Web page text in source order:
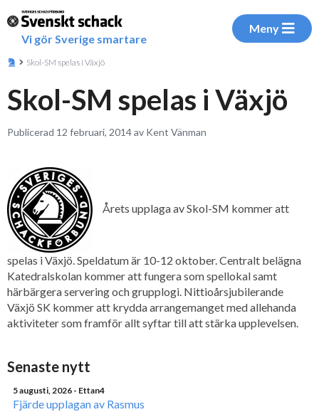
Vi gör Sverige smartare
Meny
Skol-SM spelas i Växjö
Skol-SM spelas i Växjö
Publicerad 12 februari, 2014 av Kent Vänman
Årets upplaga av Skol-SM kommer att
spelas i Växjö. Speldatum är 10-12 oktober. Centralt belägna
Katedralskolan kommer att fungera som spellokal samt
härbärgera servering och grupplogi. Nittioårsjubilerande
Växjö SK kommer att krydda arrangemanget med allehanda
aktiviteter som framför allt syftar till att stärka upplevelsen.
Senaste nytt
5 augusti, 2026 - Ettan4
Fjärde upplagan av Rasmus